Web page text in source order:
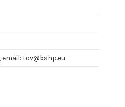
email: tov@bshp.eu